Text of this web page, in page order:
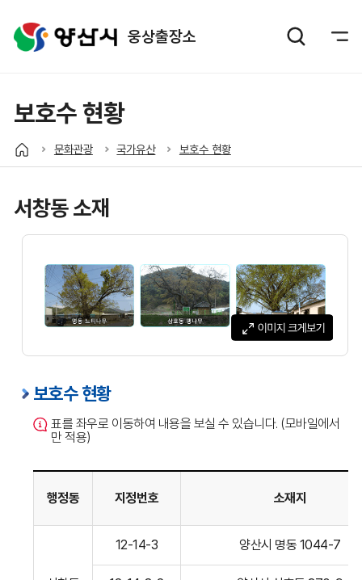
웅상출장소
보호수 현황
문화관광 국가유산 보호수 현황
서창동 소재
보호수 현황
표를 좌우로 이동하여 내용을 보실 수 있습니다. (모바일에서
만 적용)
행정동 지정번호 소재지
12-14-3 양산시 명동 1044-7